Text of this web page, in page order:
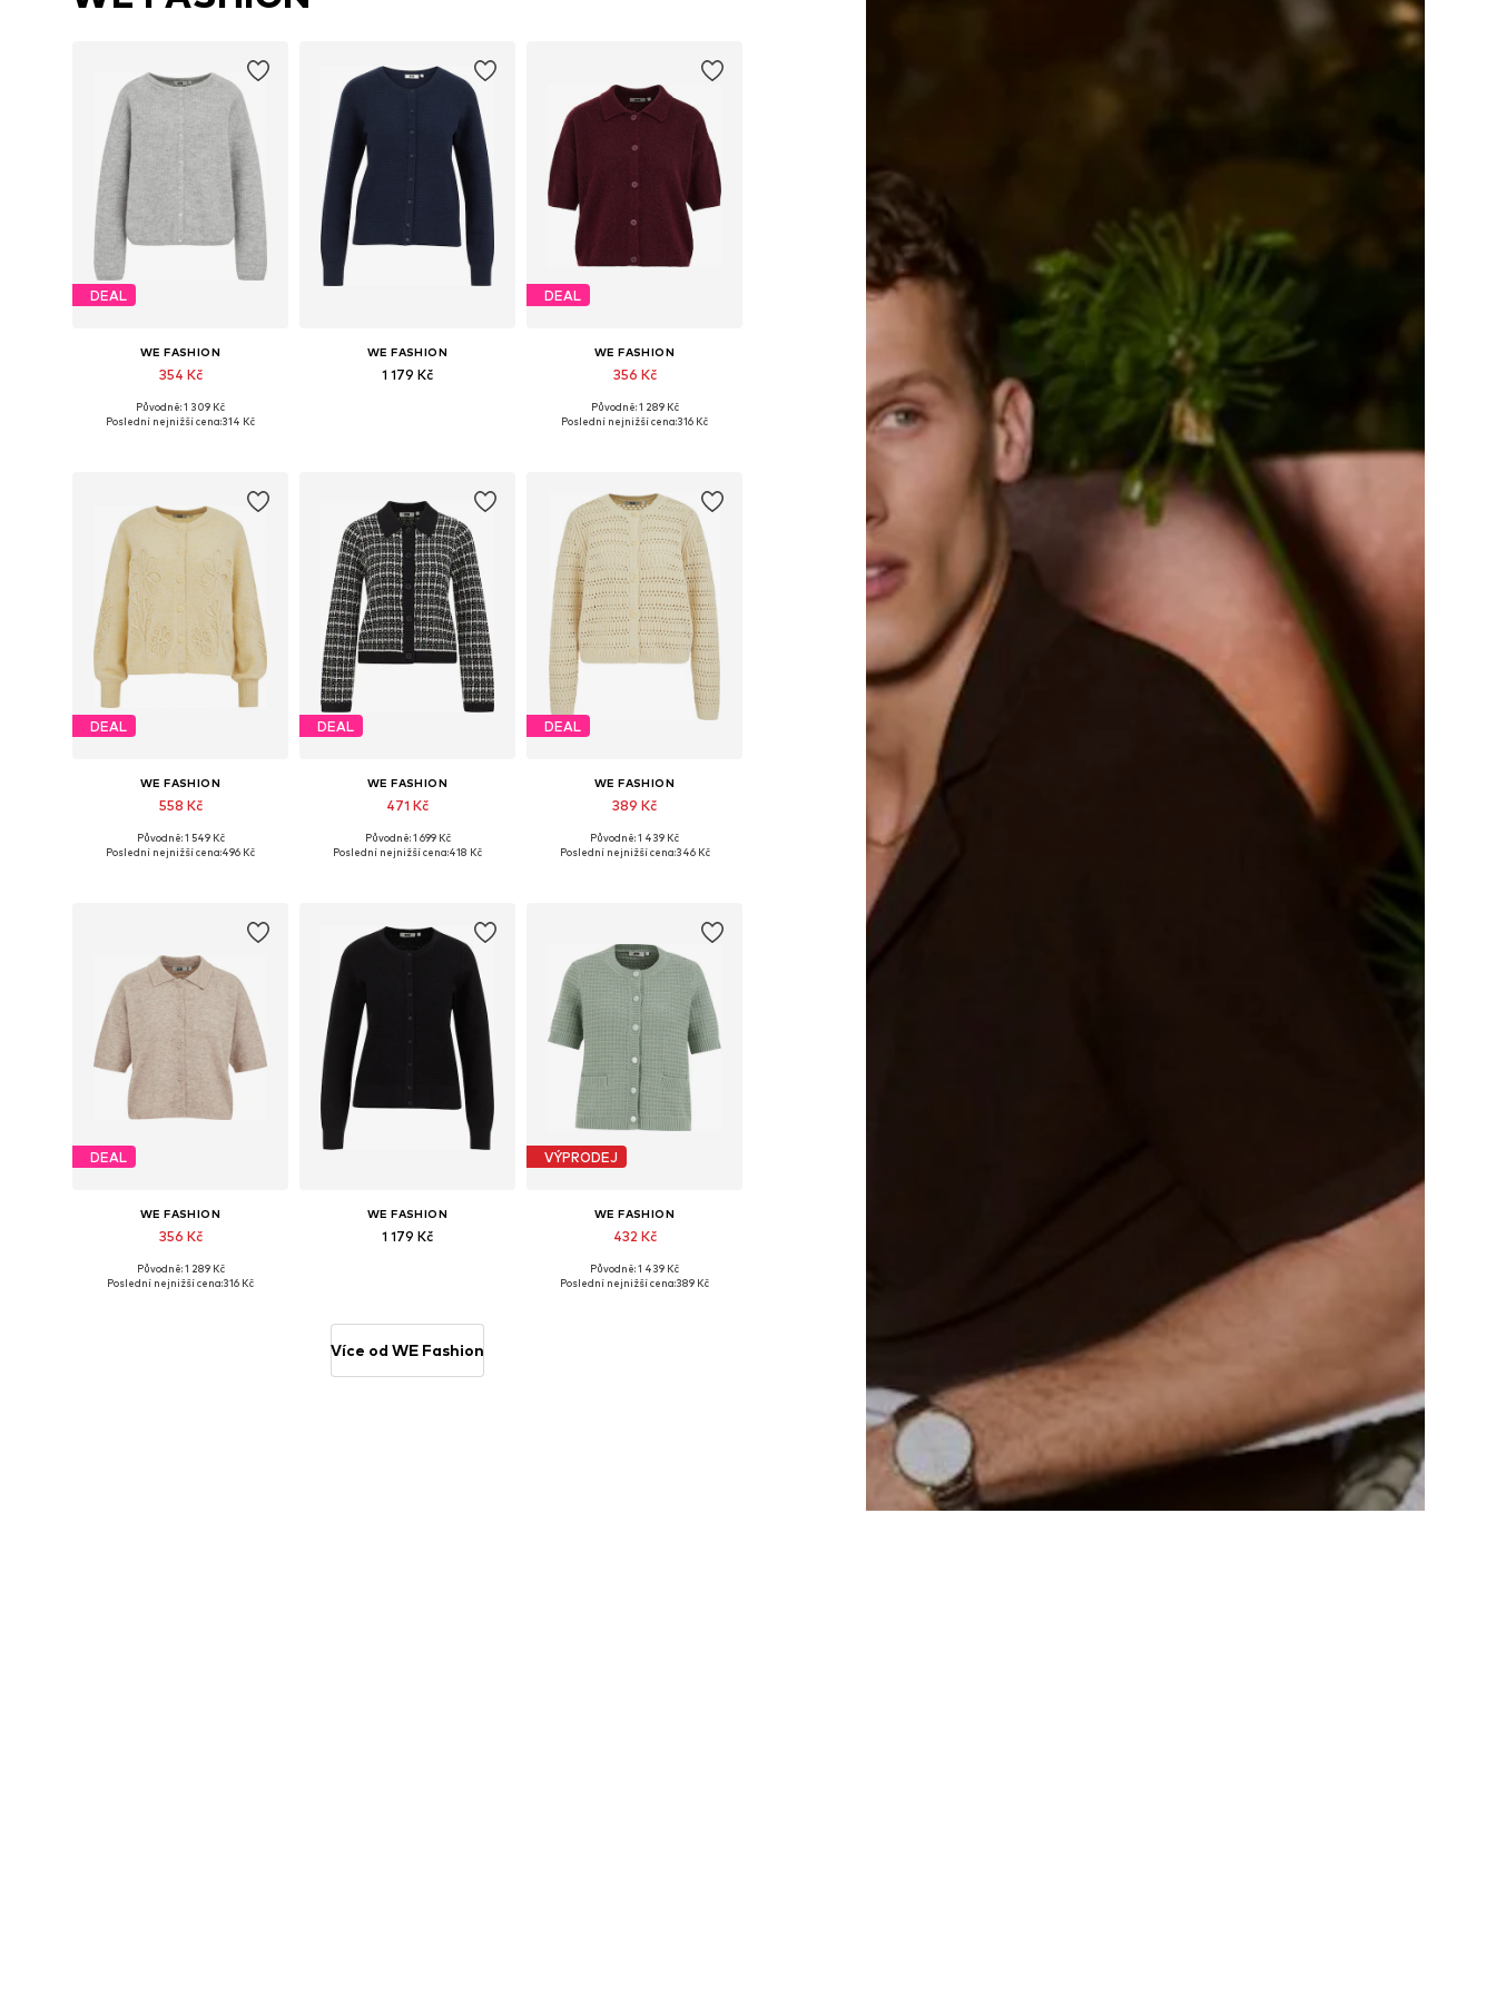
DEAL
WE FASHION
354 Kč
Dostupné velikosti: M, L, XL, XXL
Původně: 1 309 Kč
Poslední nejnižší cena:314 Kč
WE FASHION
1 179 Kč
DEAL
WE FASHION
356 Kč
Původně: 1 289 Kč
Poslední nejnižší cena:316 Kč
DEAL
WE FASHION
558 Kč
Dostupné velikosti: S, M, XL
Původně: 1 549 Kč
Poslední nejnižší cena:496 Kč
DEAL
WE FASHION
471 Kč
Dostupné velikosti: S, M, XL
Původně: 1 699 Kč
Poslední nejnižší cena:418 Kč
DEAL
WE FASHION
389 Kč
Původně: 1 439 Kč
Poslední nejnižší cena:346 Kč
DEAL
WE FASHION
356 Kč
Původně: 1 289 Kč
Poslední nejnižší cena:316 Kč
WE FASHION
1 179 Kč
VÝPRODEJ
WE FASHION
432 Kč
Dostupné velikosti: S, L, XXL
Původně: 1 439 Kč
Poslední nejnižší cena:389 Kč
Více od WE Fashion